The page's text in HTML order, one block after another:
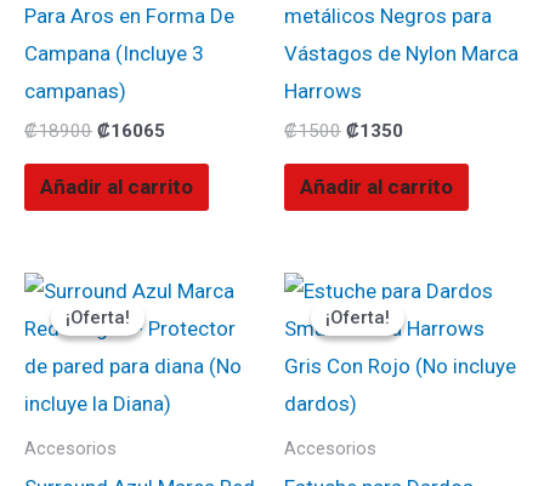
Para Aros en Forma De
Campana (Incluye 3
campanas)
₡18900 ₡16065
Añadir al carrito
metálicos Negros para
Vástagos de Nylon Marca
Harrows
₡1500 ₡1350
Añadir al carrito
¡Oferta!
¡Oferta!
Accesorios
precio
original
₡57900.
El
precio
actual
₡49215.
¡Oferta!
¡Oferta!
Accesorios
El
precio
original
₡16000.
El
precio
actual
₡14400.